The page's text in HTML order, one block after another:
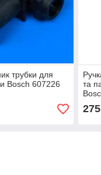
трубки для
Bosch 607226
та
275